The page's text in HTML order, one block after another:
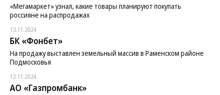
«Мегамаркет» узнал, какие товары планируют покупать
россияне на распродажах
13.11.2024
БК «Фонбет»
На продажу выставлен земельный массив в Раменском районе
Подмосковья
12.11.2024
АО «Газпромбанк»